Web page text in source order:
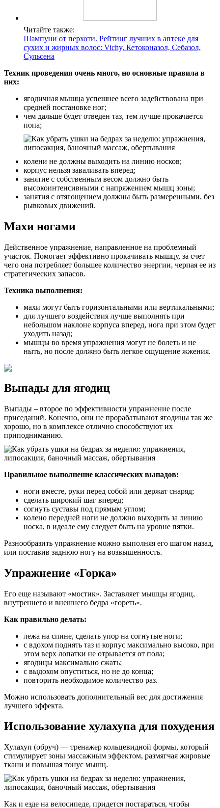
Читайте также:
Шампуни от перхоти. Рейтинг лучших в аптеке для
сухих и жирных волос: Vichy, Кетоконазол, Себазол,
Сульсена
Техник проведения очень много, но основные правила в
них:
ягодичная мышца успешнее всего задействована при
средней постановке ног;
чем дальше будет отведен таз, тем лучше прокачается
попа;
колени не должны выходить на линию носков;
корпус нельзя заваливать вперед;
занятие с собственным весом должно быть
высокоинтенсивными с напряжением мышц зоны;
занятия с отягощением должны быть размеренными, без
рывковых движений.
Махи ногами
Действенное упражнение, направленное на проблемный
участок. Помогает эффективно прокачивать мышцу, за счет
чего она потребляет большее количество энергии, черпая ее из
стратегических запасов.
Техника выполнения:
махи могут быть горизонтальными или вертикальными;
для лучшего воздействия лучше выполнять при
небольшом наклоне корпуса вперед, нога при этом будет
уходить назад;
мышцы во время упражнения могут не болеть и не
ныть, но после должно быть легкое ощущение жжения.
Выпады для ягодиц
Выпады – второе по эффективности упражнение после
приседаний. Конечно, они не прорабатывают ягодицы так же
хорошо, но в комплексе отлично способствуют их
приподниманию.
Правильное выполнение классических выпадов:
ноги вместе, руки перед собой или держат снаряд;
сделать широкий шаг вперед;
согнуть суставы под прямым углом;
колено передней ноги не должно выходить за линию
носка, в идеале ему следует быть на уровне пятки.
Разнообразить упражнение можно выполняя его шагом назад,
или поставив заднюю ногу на возвышенность.
Упражнение «Горка»
Его еще называют «мостик». Заставляет мышцы ягодиц,
внутреннего и внешнего бедра «гореть».
Как правильно делать:
лежа на спине, сделать упор на согнутые ноги;
с вдохом поднять таз и корпус максимально высоко, при
этом верх лопатки не отрывается от пола;
ягодицы максимально сжать;
с выдохом опуститься, но не до конца;
повторить необходимое количество раз.
Можно использовать дополнительный вес для достижения
лучшего эффекта.
Использование хулахупа для похудения
Хулахуп (обруч) — тренажер кольцевидной формы, который
стимулирует зоны массажным эффектом, размягчая жировые
ткани и повышая тонус мышц.
Как и езде на велосипеде, придется постараться, чтобы